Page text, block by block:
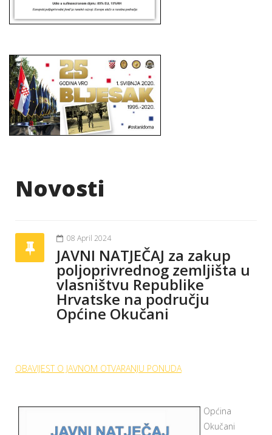
Novosti
08 April 2024
JAVNI NATJEČAJ za zakup
poljoprivrednog zemljišta u
vlasništvu Republike
Hrvatske na području
Općine Okučani
OBAVIJEST O JAVNOM OTVARANJU PONUDA
Općina
Okučani